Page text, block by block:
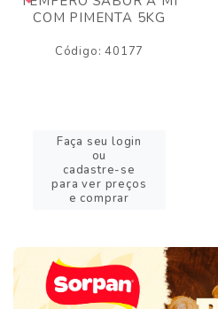
COM PIMENTA 5KG
Código: 40177
Faça seu login
ou
cadastre-se
para ver preços
e comprar